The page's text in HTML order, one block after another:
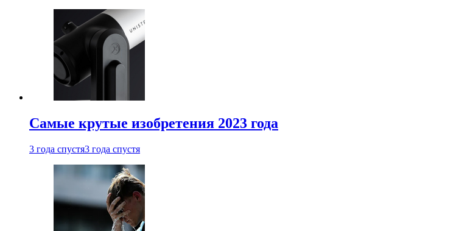
Самые крутые изобретения 2023 года
3 года спустя3 года спустя